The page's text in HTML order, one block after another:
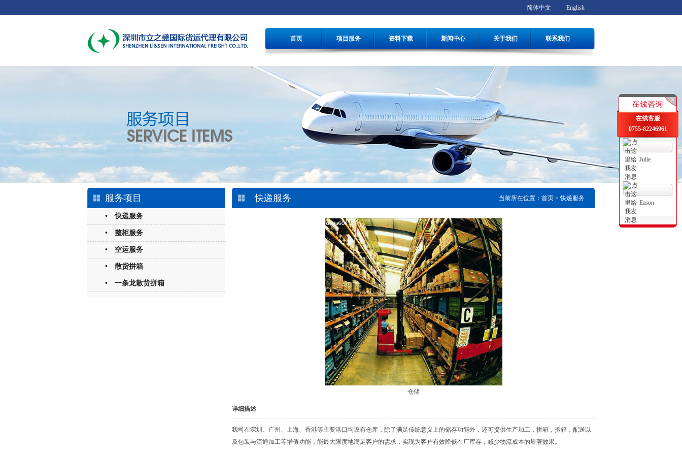
English
简体中文
首页 项目服务 资料下载 新闻中心 关于我们 联系我们
服务项目
• 快递服务
• 整柜服务
• 空运服务
• 散货拼箱
• 一条龙散货拼箱
快递服务 当前所在位置： 首页 > 快递服务
仓储
详细描述
我司在深圳、广州、上海、香港等主要港口均设有仓库，除了满足传统意义上的储存功能外，还可提供生产加工，拼箱，拆箱，配送以
及包装与流通加工等增值功能，能最大限度地满足客户的需求，实现为客户有效降低在厂库存，减少物流成本的显著效果。
在线客服
0755-82246961
Julie
Eason